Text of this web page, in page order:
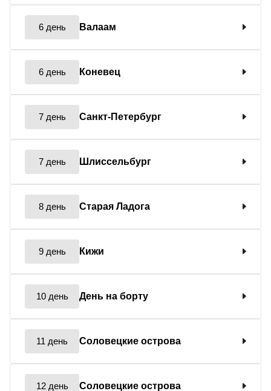
6 день Валаам
6 день Коневец
7 день Санкт-Петербург
7 день Шлиссельбург
8 день Старая Ладога
9 день Кижи
10 день День на борту
11 день Соловецкие острова
12 день Соловецкие острова